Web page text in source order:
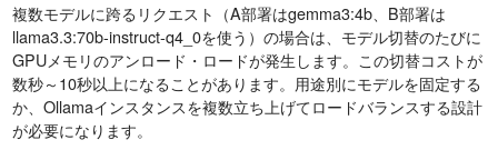
複数モデルに跨るリクエスト（A部署はgemma3:4b、B部署は
llama3.3:70b-instruct-q4_0を使う）の場合は、モデル切替のたびに
GPUメモリのアンロード・ロードが発生します。この切替コストが
数秒～10秒以上になることがあります。用途別にモデルを固定する
か、Ollamaインスタンスを複数立ち上げてロードバランスする設計
が必要になります。